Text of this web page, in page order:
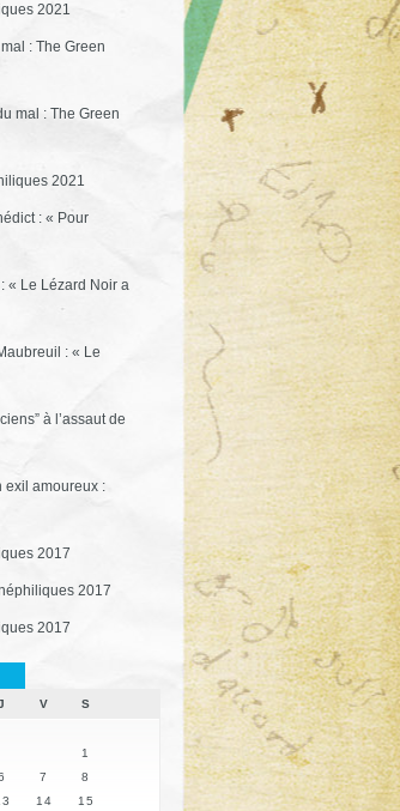
2021
: The Green
mal : The Green
2021
: « Pour
« Le Lézard Noir a
: « Le
à l’assaut de
exil amoureux :
2017
2017
2017
V S
1
7
8
14
15